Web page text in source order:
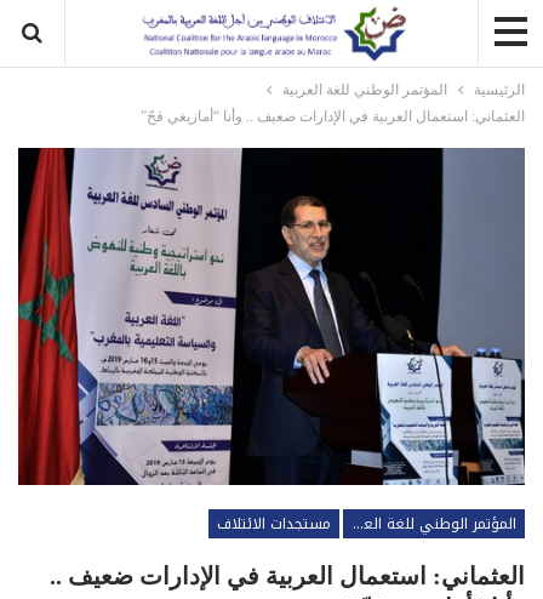
الرئيسية
المؤتمر الوطني للغة العربية
العثماني: استعمال العربية في الإدارات ضعيف .. وأنا “أمازيغي قحّ”
المؤتمر الوطني للغة العربية
مستجدات الائتلاف
العثماني: استعمال العربية في الإدارات ضعيف ..